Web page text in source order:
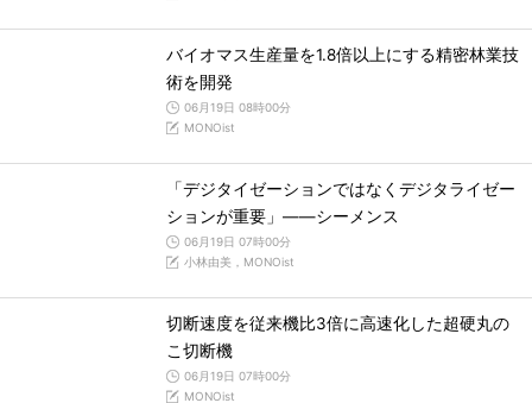
バイオマス生産量を1.8倍以上にする精密林業技
術を開発
06月19日 08時00分
MONOist
「デジタイゼーションではなくデジタライゼー
ションが重要」――シーメンス
06月19日 07時00分
小林由美，MONOist
切断速度を従来機比3倍に高速化した超硬丸の
こ切断機
06月19日 07時00分
MONOist